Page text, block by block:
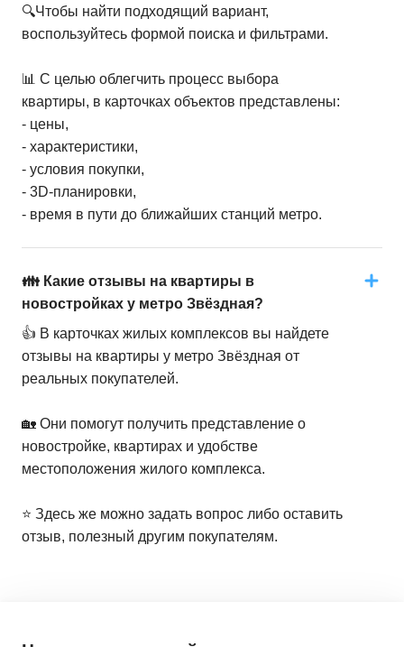
🔍Чтобы найти подходящий вариант,
воспользуйтесь формой поиска и фильтрами.
📊 С целью облегчить процесс выбора
квартиры, в карточках объектов представлены:
- цены,
- характеристики,
- условия покупки,
- 3D-планировки,
- время в пути до ближайших станций метро.
👪 Какие отзывы на квартиры в
новостройках у метро Звёздная?
👍 В карточках жилых комплексов вы найдете
отзывы на квартиры у метро Звёздная от
реальных покупателей.
🏡 Они помогут получить представление о
новостройке, квартирах и удобстве
местоположения жилого комплекса.
⭐️ Здесь же можно задать вопрос либо оставить
отзыв, полезный другим покупателям.